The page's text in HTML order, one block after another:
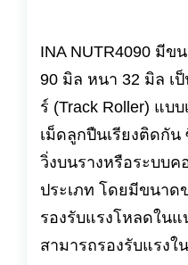
INA NUTR4090 มีข
90 มิล หนา 32 มิล เ
ร์ (Track Roller) แบ
เม็ดลูกปืนเรียงติดกั
วิ่งบนรางหรือระบบค
ประเภท โดยมีขนาด
รองรับแรงโหลดใน
สามารถรองรับแรง